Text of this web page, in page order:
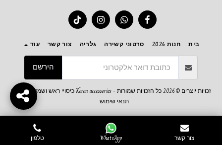
בית חנות 2026 סרטוני קשירה גלריה צור קשר עוד
הירשם
זכויות יוצרים © 2026 כל הזכויות שמורות -
Keren accessories כיסויי ראש ושמלות צנועות
תנאי שימוש
WhatsApp טלפון צור קשר